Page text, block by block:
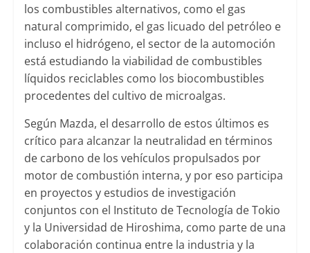
los combustibles alternativos, como el gas
natural comprimido, el gas licuado del petróleo e
incluso el hidrógeno, el sector de la automoción
está estudiando la viabilidad de combustibles
líquidos reciclables como los biocombustibles
procedentes del cultivo de microalgas.
Según Mazda, el desarrollo de estos últimos es
crítico para alcanzar la neutralidad en términos
de carbono de los vehículos propulsados por
motor de combustión interna, y por eso participa
en proyectos y estudios de investigación
conjuntos con el Instituto de Tecnología de Tokio
y la Universidad de Hiroshima, como parte de una
colaboración continua entre la industria y la